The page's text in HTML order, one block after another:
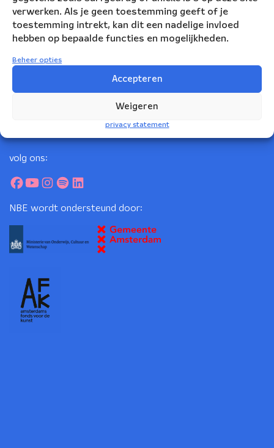
verwerken. Als je geen toestemming geeft of je
toestemming intrekt, kan dit een nadelige invloed
hebben op bepaalde functies en mogelijkheden.
Beheer opties
Accepteren
Weigeren
privacy statement
Nederlands Blazers Ensemble
Korte Leidsedwarsstraat 12
volg ons:
NBE wordt ondersteund door: